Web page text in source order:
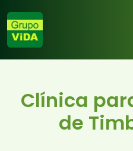
Clínica
de